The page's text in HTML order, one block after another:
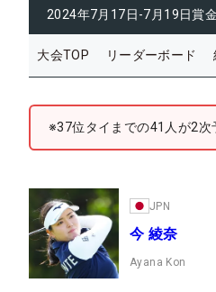
2024年7月17日-7月19日賞
大会TOP リーダーボード
※37位タイまでの41人が2次
JPN
今 綾奈
Ayana Kon